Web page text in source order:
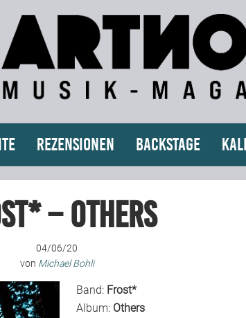
Rezensionen Backstage
– Others
04/06/20
von Michael Bohli
Band: Frost*
Album: Others